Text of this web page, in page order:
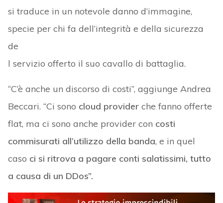
si traduce in un notevole danno d’immagine,
specie per chi fa dell’integrità e della sicurezza
de
l servizio offerto il suo cavallo di battaglia.
“C’è anche un discorso di costi”, aggiunge Andrea
Beccari. “Ci sono cloud providerche fanno offerte
flat, ma ci sono anche provider con costi
commisurati all’utilizzo della banda, e in quel
caso ci si ritrova a pagare conti salatissimi, tutto
a causa di un DDos”.